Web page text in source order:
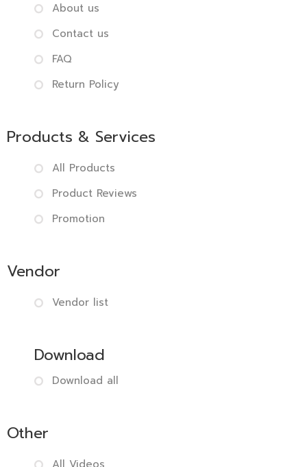
About us
Contact us
FAQ
Return Policy
Products & Services
All Products
Product Reviews
Promotion
Vendor
Vendor list
Download
Download all
Other